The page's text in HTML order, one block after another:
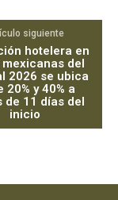
siguiente
hotelera en
mexicanas del
2026 se ubica
20% y 40% a
de 11 días del
inicio